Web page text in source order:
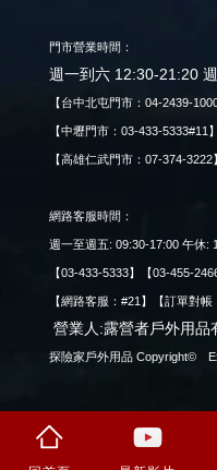
門市營業時間：
週一到六 12:30-21:20
【台中北屯門市：04-2439-1000
【中壢門市：03-433-5333#11】
【高雄仁武門市：07-374-3222】
網路客服時間：
週一至週五: 09:30-17:00 午休:
【03-433-5333】【03-455-2466
【網路客服：#21】【訂單對帳
營業人:露營者戶外用
探險家戶外用品 Copyright©